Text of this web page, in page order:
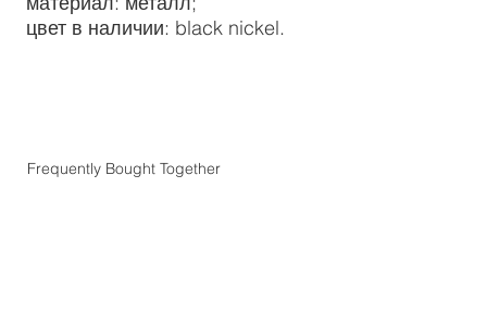
цвет в наличии: black nickel.
Frequently Bought Together